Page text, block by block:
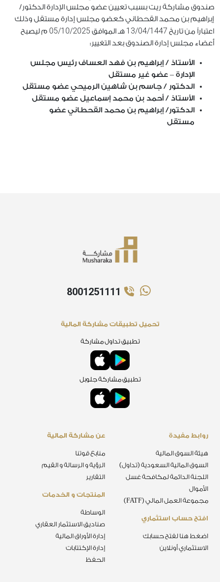
صندوق مشاركة ريت بسبب تعيين عضو مجلس الإدارة الدكتور/
إبراهيم بن محمد القحطاني كعضو مجلس إدارة مستقل وذلك
اعتباراً من تاريخ 13/04/1447 هـ الموافق 05/10/2025 م ليصبح
أعضاء مجلس إدارة الصندوق بعد التغيير:
الأستاذ / إبراهيم بن فهد العساف رئيس مجلس
الإدارة – عضو غير مستقل
الدكتور / جاسمبن شاهين الرميحي عضو مستقل
الأستاذ / أحمد بن محمد إسماعيل عضو مستقل
الدكتور/ إبراهيم بن محمد القحطاني عضو
مستقل
8001251111
المنتجات و الخدمات
الوساطة
صناديق الاستثمار العقاري
إدارة الأوراق المالية
إدارة الإكتتابات
الحفظ
عن مشاركة المالية
منابع قوتنا
الرؤية و الرسالة و القيم
التقارير
افتح حساب استثماري
اضغط هنا لفتح حسابك
الاستثماري أونلاين
روابط مفيدة
هيئة السوق المالية
السوق المالية السعودية (تداول)
اللجنة الدائمة لمكافحة غسل
الأموال
مجموعة العمل المالي (FATF)
تحميل تطبيقات مشاركة المالية
تطبيق تداول مشاركة
تطبيق مشاركة جلوبل